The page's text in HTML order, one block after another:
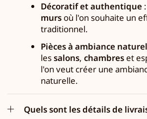
Décoratif et authentique
mursoù l'on souhaite un
traditionnel.
Pièces à ambiance
lessalons, chambreset
l'on veut créer une
naturelle.
Quels sont les détails de